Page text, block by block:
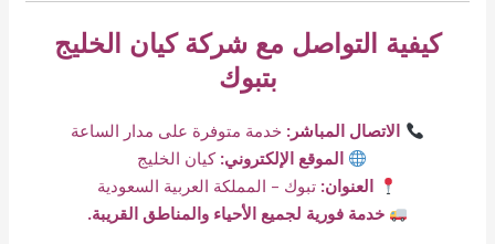
كيفية التواصل مع شركة كيان الخليج
بتبوك
الاتصال المباشر: خدمة متوفرة على مدار الساعة
الموقع الإلكتروني: كيان الخليج
العنوان: تبوك – المملكة العربية السعودية
خدمة فورية لجميع الأحياء والمناطق القريبة.